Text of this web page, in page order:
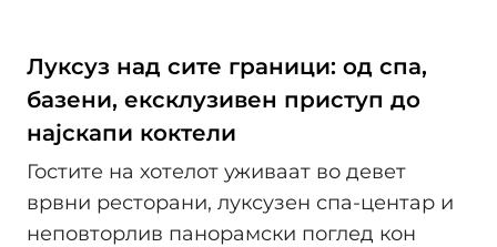
Луксуз над сите граници: од спа,
базени, ексклузивен приступ до
најскапи коктели
Гостите на хотелот уживаат во девет
врвни ресторани, луксузен спа-центар и
неповторлив панорамски поглед кон